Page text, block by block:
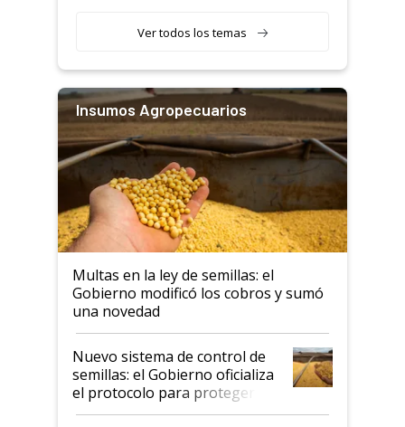
Ver todos los temas
Insumos Agropecuarios
Multas en la ley de semillas: el
Gobierno modificó los cobros y sumó
una novedad
Nuevo sistema de control de
semillas: el Gobierno oficializa
el protocolo para proteger la
propiedad intelectual